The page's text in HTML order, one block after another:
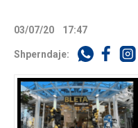
03/07/20 17:47
Shperndaje: